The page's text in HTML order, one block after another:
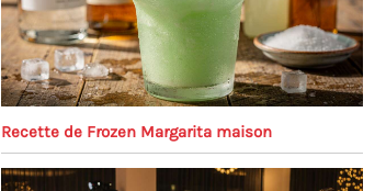
Recette de Frozen Margarita maison